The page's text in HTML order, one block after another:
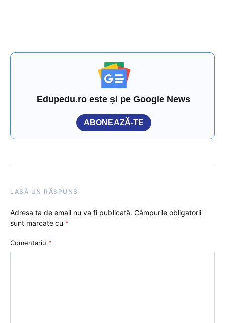
Edupedu.ro este și pe Google News
ABONEAZĂ-TE
LASĂ UN RĂSPUNS
Adresa ta de email nu va fi publicată. Câmpurile obligatorii
sunt marcate cu *
Comentariu *